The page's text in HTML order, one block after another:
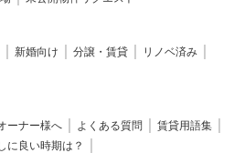
新婚向け 分譲・賃貸
リノベ済み
ーナー様へ よくある質問
賃貸用語集
に良い時期は？